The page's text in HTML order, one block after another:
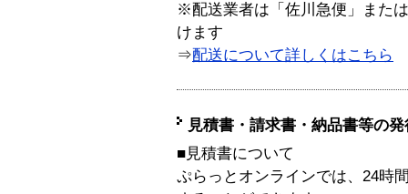
※配送業者は「佐川急便」また
けます
⇒配送について詳しくはこちら
見積書・請求書・納品書等の
■見積書について
ぷらっとオンラインでは、24時